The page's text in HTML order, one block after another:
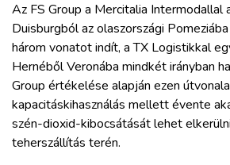
Az FS Group a Mercitalia Intermodallal
Duisburgból az olaszországi
három vonatot indít, a TX Logistikkal
Hernéből Veronába mindkét irányban
Group értékelése alapján ezen
kapacitáskihasználás mellett évente
szén-dioxid-kibocsátását lehet
teherszállítás terén.